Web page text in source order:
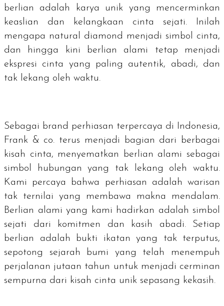
berlian adalah karya unik yang mencerminkan
keaslian dan kelangkaan cinta sejati. Inilah
mengapa natural diamond menjadi simbol cinta,
dan hingga kini berlian alami tetap menjadi
ekspresi cinta yang paling autentik, abadi, dan
tak lekang oleh waktu.
Sebagai brand perhiasan terpercaya di Indonesia,
Frank & co. terus menjadi bagian dari berbagai
kisah cinta, menyematkan berlian alami sebagai
simbol hubungan yang tak lekang oleh waktu.
Kami percaya bahwa perhiasan adalah warisan
tak ternilai yang membawa makna mendalam.
Berlian alami yang kami hadirkan adalah simbol
sejati dari komitmen dan kasih abadi. Setiap
berlian adalah bukti ikatan yang tak terputus,
sepotong sejarah bumi yang telah menempuh
perjalanan jutaan tahun untuk menjadi cerminan
sempurna dari kisah cinta unik sepasang kekasih.